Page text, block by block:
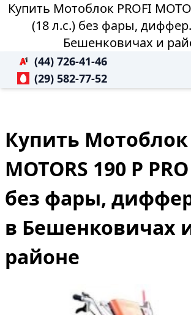
Купить Мотоблок PROFI
(18 л.с.) без фары,
Бешенковичах и
(44) 726-41-46
(29) 582-77-52
Купить Мотоблок
MOTORS 190 P
без фары,
в Бешенковичах
районе